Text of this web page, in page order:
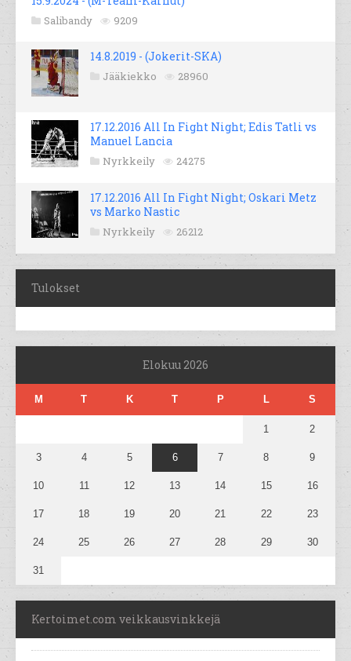
Salibandy 9209
14.8.2019 - (Jokerit-SKA)
Jääkiekko 28960
17.12.2016 All In Fight Night; Edis Tatli vs
Manuel Lancia
Nyrkkeily 24275
17.12.2016 All In Fight Night; Oskari Metz
vs Marko Nastic
Nyrkkeily 26212
Tulokset
Elokuu 2026
M T K T P L S
1 2
3 4 5 6 7 8 9
10 11 12 13 14 15 16
17 18 19 20 21 22 23
24 25 26 27 28 29 30
31
Kertoimet.com veikkausvinkkejä